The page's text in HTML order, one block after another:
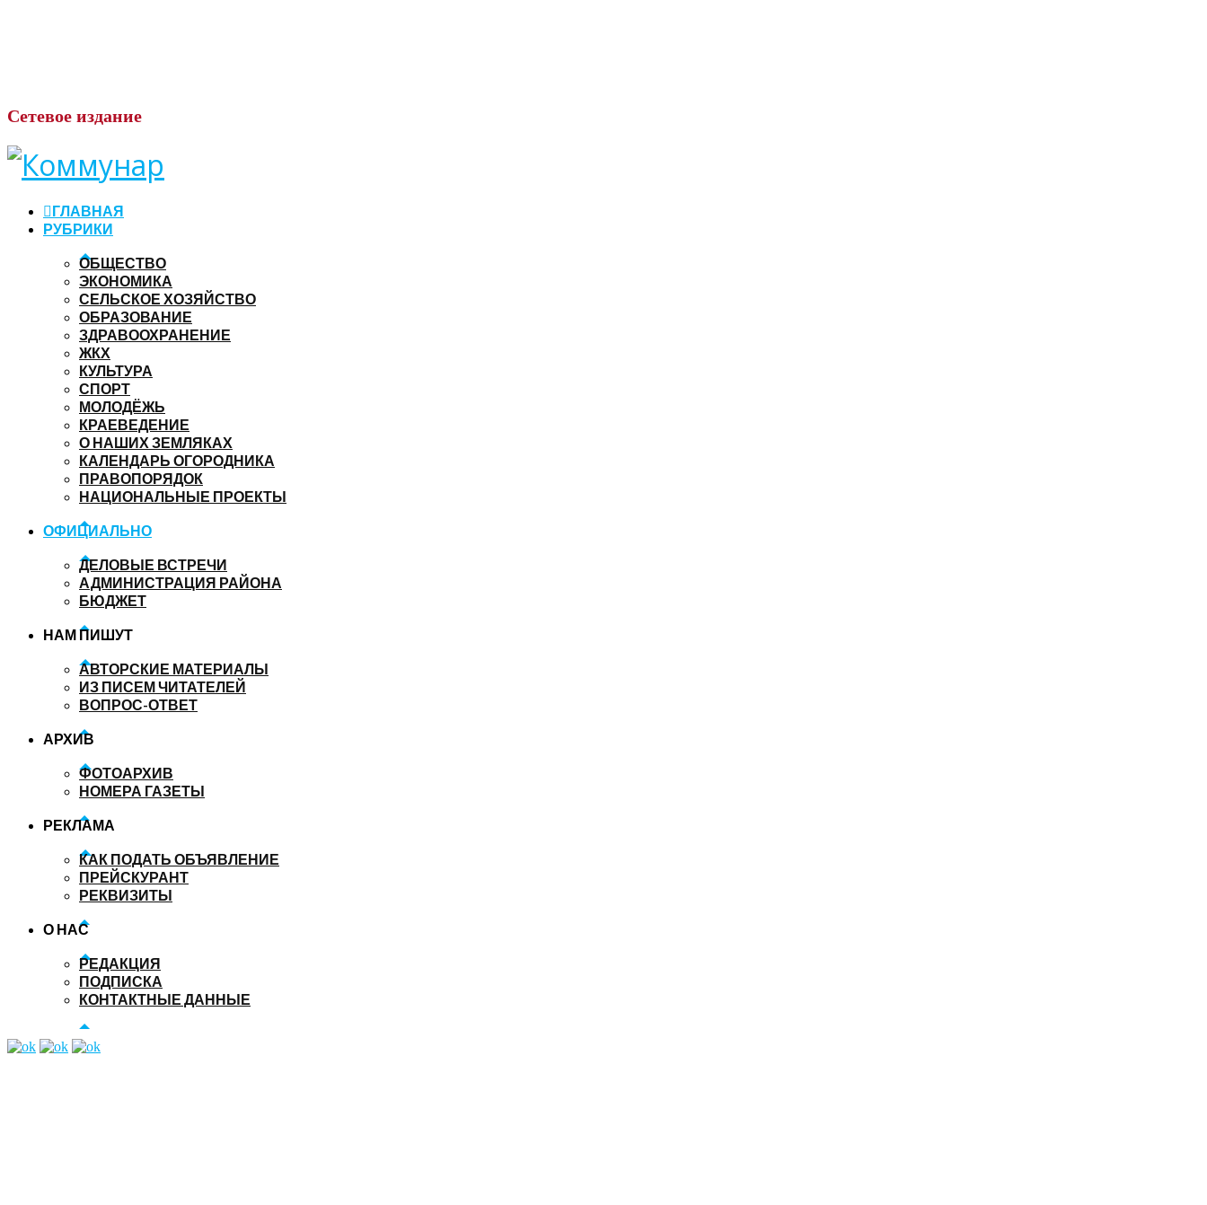
Сетевое издание
ГЛАВНАЯ
РУБРИКИ
ОБЩЕСТВО
ЭКОНОМИКА
СЕЛЬСКОЕ ХОЗЯЙСТВО
ОБРАЗОВАНИЕ
ЗДРАВООХРАНЕНИЕ
ЖКХ
КУЛЬТУРА
СПОРТ
МОЛОДЁЖЬ
КРАЕВЕДЕНИЕ
О НАШИХ ЗЕМЛЯКАХ
КАЛЕНДАРЬ ОГОРОДНИКА
ПРАВОПОРЯДОК
НАЦИОНАЛЬНЫЕ ПРОЕКТЫ
ОФИЦИАЛЬНО
ДЕЛОВЫЕ ВСТРЕЧИ
АДМИНИСТРАЦИЯ РАЙОНА
БЮДЖЕТ
НАМ ПИШУТ
АВТОРСКИЕ МАТЕРИАЛЫ
ИЗ ПИСЕМ ЧИТАТЕЛЕЙ
ВОПРОС-ОТВЕТ
АРХИВ
ФОТОАРХИВ
НОМЕРА ГАЗЕТЫ
РЕКЛАМА
КАК ПОДАТЬ ОБЪЯВЛЕНИЕ
ПРЕЙСКУРАНТ
РЕКВИЗИТЫ
О НАС
РЕДАКЦИЯ
ПОДПИСКА
КОНТАКТНЫЕ ДАННЫЕ